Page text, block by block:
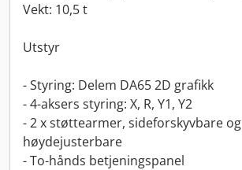
Vekt: 10,5 t
Utstyr
- Styring: Delem DA65 2D grafikk
- 4-aksers styring: X, R, Y1, Y2
- 2 x støttearmer, sideforskyvbare og
høydejusterbare
- To-hånds betjeningspanel